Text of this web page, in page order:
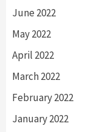
June 2022
May 2022
April 2022
March 2022
February 2022
January 2022